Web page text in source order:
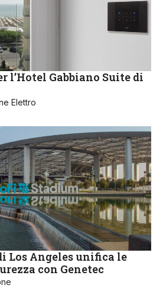
l’Hotel Gabbiano Suite di
Elettro
Los Angeles unifica le
con Genetec